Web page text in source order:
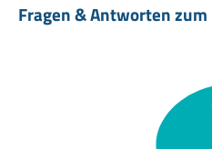
Fragen & Antworten